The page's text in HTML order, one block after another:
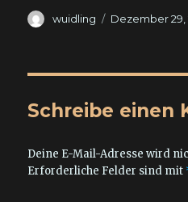
Autor
wuidling
Veröffentlicht
Dezember 29,
Schreibe einen
Deine E-Mail-Adresse wird
Erforderliche Felder sind mit